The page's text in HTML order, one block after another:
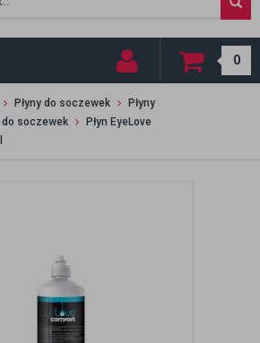
0
Płyny do soczewek
Płyny
soczewek
Płyn EyeLove